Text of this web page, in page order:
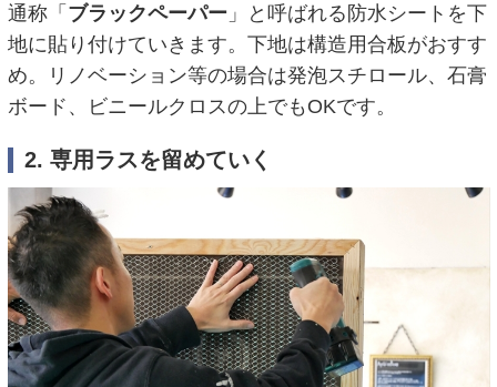
通称「 ブラックペーパー」と呼ばれる防水シートを下
地に貼り付けていきます。下地は構造用合板がおすす
め。リノベーション等の場合は発泡スチロール、石膏
ボード、ビニールクロスの上でもOKです。
2. 専用ラスを留めていく